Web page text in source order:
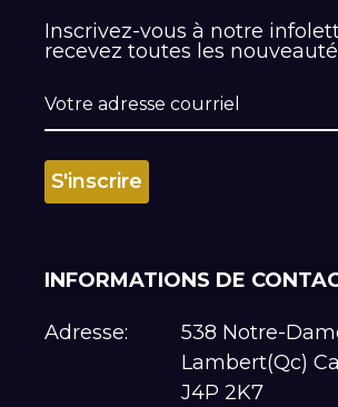
Inscrivez-vous à notre
recevez toutes les
INFORMATIONS DE
Adresse:
538 Notre-
Lambert(Qc)
J4P 2K7